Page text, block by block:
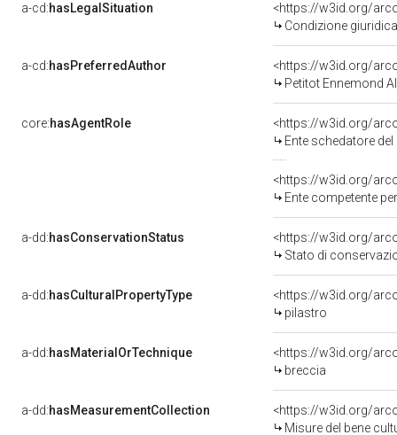
a-cd:hasLegalSituation
Condizione
a-cd:hasPreferredAuthor
<https://w3id.org/
Petitot Ennemond
core:hasAgentRole
<https://w3id.org/
Ente schedatore
<https://w3id.org/
Ente competente per
a-dd:hasConservationStatus
<https://w3id.org/
Stato di
a-dd:hasCulturalPropertyType
<https://w3id.org/
pilastro
a-dd:hasMaterialOrTechnique
<https://w3id.org/
breccia
a-dd:hasMeasurementCollection
<https://w3id.org/
Misure del bene